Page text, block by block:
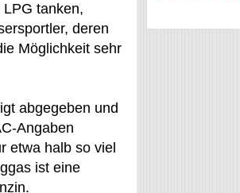
tanken,
deren
Möglichkeit sehr
abgegeben und
Angaben
etwa halb so viel
ist eine